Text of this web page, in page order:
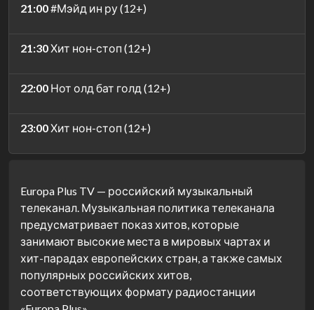
21:00#Мэйд ин ру (12+)
21:30Хит нон-стоп (12+)
22:00 Нот олд бат голд (12+)
23:00Хит нон-стоп (12+)
Europa Plus TV — российский музыкальный
телеканал. Музыкальная политика телеканала
предусматривает показ хитов, которые
занимают высокие места в мировых чартах и
хит-парадах европейских стран, а также самых
популярных российских хитов,
соответствующих формату радиостанции